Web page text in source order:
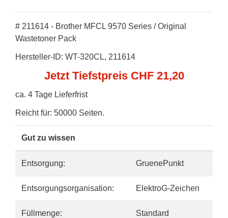
# 211614 - Brother MFCL 9570 Series / Original
Wastetoner Pack
Hersteller-ID: WT-320CL, 211614
Jetzt Tiefstpreis CHF 21,20
ca. 4 Tage Lieferfrist
Reicht für: 50000 Seiten.
Gut zu wissen
Entsorgung: GruenePunkt
Entsorgungsorganisation: ElektroG-Zeichen
Füllmenge: Standard